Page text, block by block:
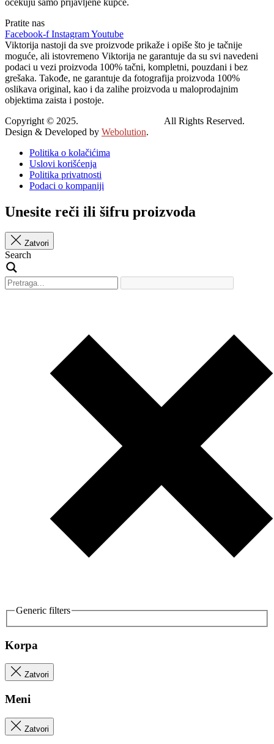
Pratite nas
Facebook-f InstagramYoutube
Viktorija nastoji da sve proizvode prikaže i opiše što je tačnije
moguće, ali istovremeno Viktorija ne garantuje da su svi navedeni
podaci u vezi proizvoda 100% tačni, kompletni, pouzdani i bez
grešaka. Takođe, ne garantuje da fotografija proizvoda 100%
oslikava original, kao i da zalihe proizvoda u maloprodajnim
objektima zaista i postoje.
Copyright © 2025.
All Rights Reserved.
Design & Developed by Webolution.
Politika o kolačićima
Uslovi korišćenja
Politika privatnosti
Podaci o kompaniji
Unesite reči ili šifru proizvoda
Zatvori
Search
Generic filters
Korpa
Zatvori
Meni
Zatvori